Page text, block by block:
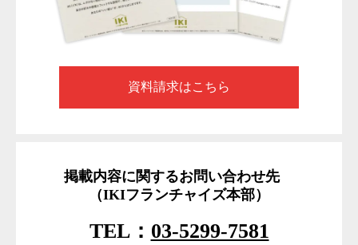
資料請求はこちら
掲載内容に関するお問い合わせ先
（IKIフランチャイズ本部）
TEL： 03-5299-7581